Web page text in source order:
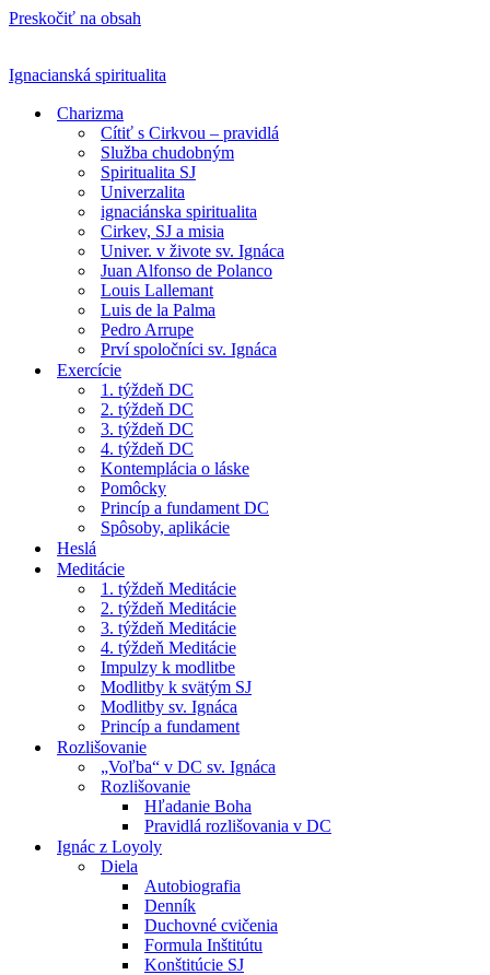
Preskočiť na obsah
Ignacianská spiritualita
Charizma
Cítiť s Cirkvou – pravidlá
Služba chudobným
Spiritualita SJ
Univerzalita
ignaciánska spiritualita
Cirkev, SJ a misia
Univer. v živote sv. Ignáca
Juan Alfonso de Polanco
Louis Lallemant
Luis de la Palma
Pedro Arrupe
Prví spoločníci sv. Ignáca
Exercície
1. týždeň DC
2. týždeň DC
3. týždeň DC
4. týždeň DC
Kontemplácia o láske
Pomôcky
Princíp a fundament DC
Spôsoby, aplikácie
Heslá
Meditácie
1. týždeň Meditácie
2. týždeň Meditácie
3. týždeň Meditácie
4. týždeň Meditácie
Impulzy k modlitbe
Modlitby k svätým SJ
Modlitby sv. Ignáca
Princíp a fundament
Rozlišovanie
„Voľba“ v DC sv. Ignáca
Rozlišovanie
Hľadanie Boha
Pravidlá rozlišovania v DC
Ignác z Loyoly
Diela
Autobiografia
Denník
Duchovné cvičenia
Formula Inštitútu
Konštitúcie SJ